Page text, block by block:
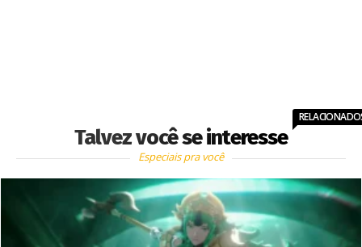
Talvez você se interesse
Especiais pra você